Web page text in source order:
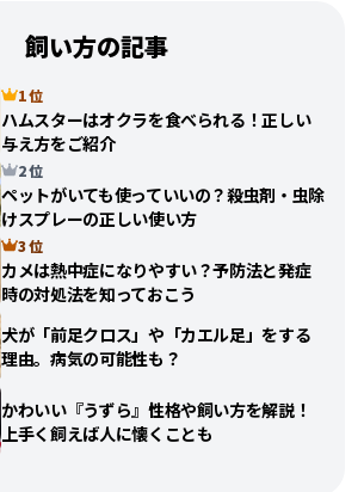
飼い方の記事
1 位
ハムスターはオクラを食べられる！正しい
与え方をご紹介
2 位
ペットがいても使っていいの？殺虫剤・虫除
けスプレーの正しい使い方
3 位
カメは熱中症になりやすい？予防法と発症
時の対処法を知っておこう
犬が「前足クロス」や「カエル足」をする
理由。病気の可能性も？
かわいい『うずら』性格や飼い方を解説！
上手く飼えば人に懐くことも